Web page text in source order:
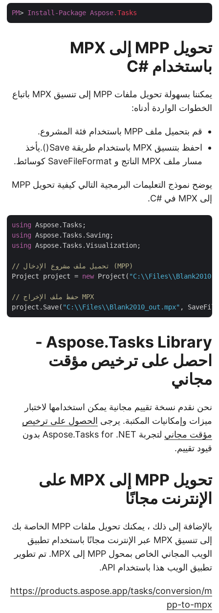
PM > Install-Package Aspose.Tasks
تحويل MPP إلى MPX
باستخدام #C
يمكننا بسهولة تحويل ملفات MPP إلى تنسيق MPX باتباع
الخطوات الواردة أدناه:
قم بتحميل ملف MPP باستخدام فئة المشروع.
احفظ بتنسيق MPX باستخدام طريقة Save().يأخذ
مسار ملف MPX الناتج و SaveFileFormat كوسائط.
يوضح نموذج التعليمات البرمجية التالي كيفية تحويل MPP
إلى MPX في #C.
using
using
using Aspose.Tasks.Visualization;
// تحميل ملف مشروع الإدخال (MPP)
Project project = new Project(
// حفظ ملف الإخراج MPX
project.Save("C:\\Files\\Blank2010_out.mpx"
Aspose.Tasks Library -
احصل على ترخيص مؤقت
مجاني
نحن نقدم نسخة تقييم مجانية يمكن استخدامها لاختبار
ميزات وإمكانيات المكتبة. يرجى الحصول على ترخيص
مؤقت مجاني
لتجربة Aspose.Tasks for .NET بدون
قيود تقييم.
تحويل MPP إلى MPX على
الإنترنت مجانًا
بالإضافة إلى ذلك ، يمكنك تحويل ملفات MPP الخاصة بك
إلى تنسيق MPX عبر الإنترنت مجانًا باستخدام تطبيق
الويب المجاني الخاص بمحول MPP إلى MPX. تم تطوير
تطبيق الويب هذا باستخدام API.
https://products.aspose.app/tasks/conversion/m
pp-to-mpx